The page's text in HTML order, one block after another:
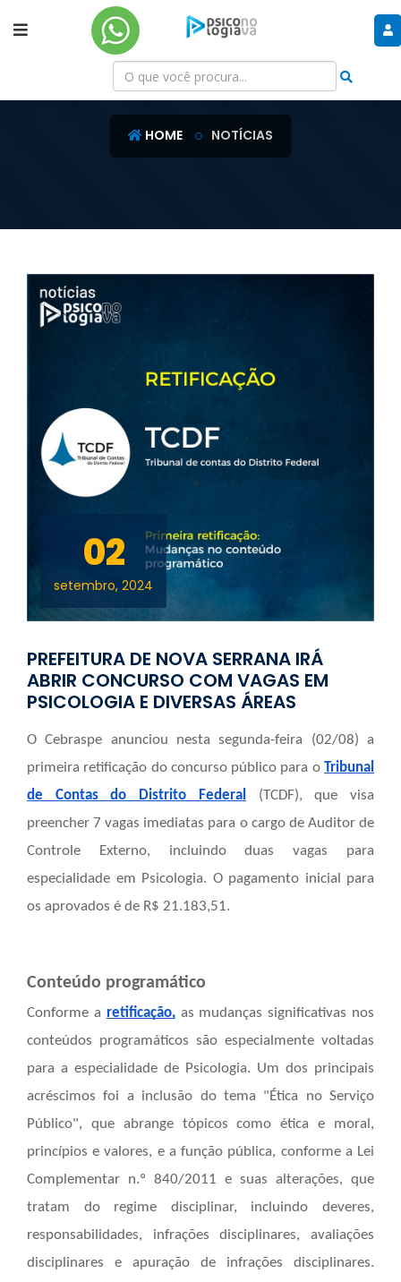
NOTÍCIAS
HOME NOTÍCIAS
02
setembro, 2024
PREFEITURA DE NOVA SERRANA IRÁ
ABRIR CONCURSO COM VAGAS EM
PSICOLOGIA E DIVERSAS ÁREAS
O Cebraspe anunciou nesta segunda-feira (02/08) a
primeira retificação do concurso público para o Tribunal
de Contas do Distrito Federal
(TCDF), que visa
preencher 7 vagas imediatas para o cargo de Auditor de
Controle Externo, incluindo duas vagas para
especialidade em Psicologia. O pagamento inicial para
os aprovados é de R$ 21.183,51.
Conteúdo programático
Conforme a retificação,as mudanças significativas nos
conteúdos programáticos são especialmente voltadas
para a especialidade de Psicologia. Um dos principais
acréscimos foi a inclusão do tema "Ética no Serviço
Público", que abrange tópicos como ética e moral,
princípios e valores, e a função pública, conforme a Lei
Complementar n.º 840/2011 e suas alterações, que
tratam do regime disciplinar, incluindo deveres,
responsabilidades, infrações disciplinares, avaliações
disciplinares e apuração de infrações disciplinares.